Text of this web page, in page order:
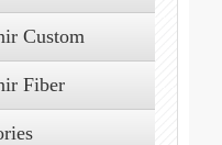
Custom
Fiber